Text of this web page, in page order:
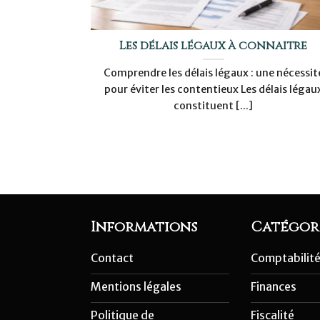
Les délais légaux à connaître
Comprendre les délais légaux : une
pour éviter les contentieux Les délais
constituent [...]
Informations
Contact
Mentions légales
Politique de
Comptabilité
Finances
Fiscalité